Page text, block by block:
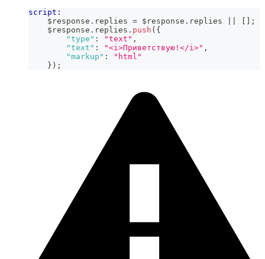
script:
    $response
. replies = $response . replies
;
    $response
. replies . push ( {
"type" : "text" ,
"text" : "<i>Приветствую!</i>" ,
"markup" :
"html"
} ) ;